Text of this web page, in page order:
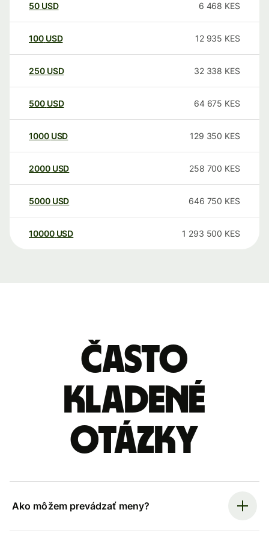
50 USD 6 468 KES
100 USD 12 935 KES
250 USD 32 338 KES
500 USD 64 675 KES
1000 USD 129 350 KES
2000 USD 258 700 KES
5000 USD 646 750 KES
10000 USD 1 293 500 KES
Často
kladené
otázky
Ako môžem prevádzať meny?